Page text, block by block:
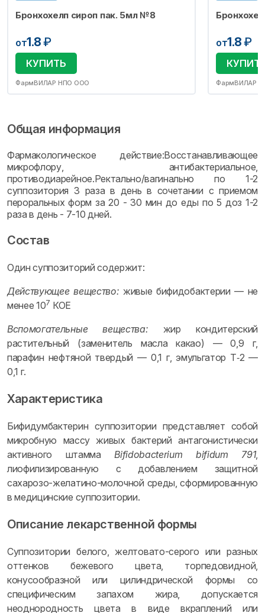
Бронхохелп сироп пак. 5мл №8
от1.8₽
КУПИТЬ
ФармВИЛАР НПО ООО
от1.8₽
ФармВИЛАР
Общая информация
Фармакологическое действие:Восстанавливающее
микрофлору, антибактериальное,
противодиарейное.Ректально/вагинально по 1-2
суппозитория 3 раза в день в сочетании с приемом
пероральных форм за 20 - 30 мин до еды по 5 доз 1-2
раза в день - 7-10 дней.
Состав
Один суппозиторий содержит:
Действующее вещество: живые бифидобактерии — не
менее 107 КОЕ
Вспомогательные вещества: жир кондитерский
растительный (заменитель масла какао) — 0,9 г,
парафин нефтяной твердый — 0,1 г, эмульгатор Т‑2 —
0,1 г.
Характеристика
Бифидумбактерин суппозитории представляет собой
микробную массу живых бактерий антагонистически
активного штаммаBifidobacterium bifidum 791,
лиофилизированную с добавлением защитной
сахарозо-желатино-молочной среды, сформированную
в медицинские суппозитории.
Описание лекарственной формы
Суппозитории белого, желтовато-серого или разных
оттенков бежевого цвета, торпедовидной,
конусообразной или цилиндрической формы со
специфическим запахом жира, допускается
неоднородность цвета в виде вкраплений или